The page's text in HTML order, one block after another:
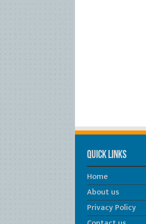
Quick Links
Home
About us
Privacy Policy